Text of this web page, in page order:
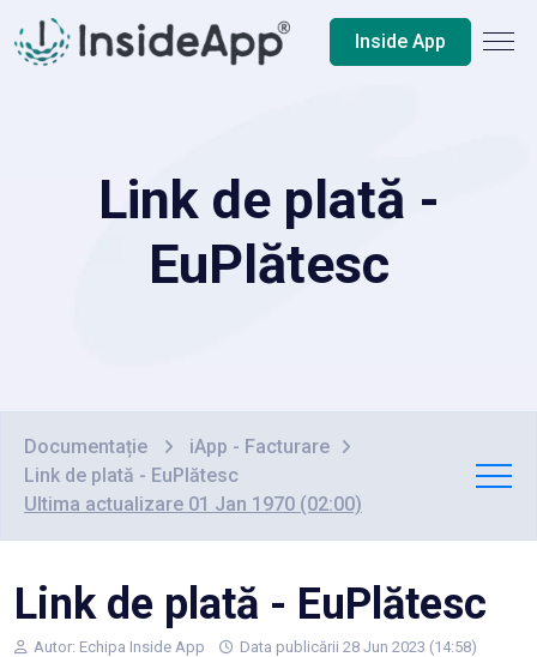
Inside App
Link de plată -
EuPlătesc
Documentație
iApp - Facturare
Link de plată - EuPlătesc
Ultima actualizare 01 Jan 1970 (02:00)
Link de plată - EuPlătesc
Autor: Echipa Inside App
Data publicării 28 Jun 2023 (14:58)